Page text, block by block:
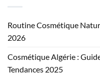
Routine Cosmétique
2026
Cosmétique Algérie :
Tendances 2025